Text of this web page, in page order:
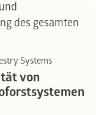
des gesamten
Systems
von